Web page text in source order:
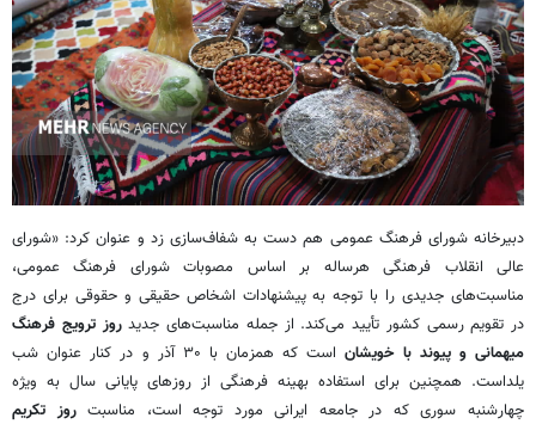
دبیرخانه شورای فرهنگ عمومی هم دست به شفاف‌سازی زد و عنوان کرد: «شورای
عالی انقلاب فرهنگی هرساله بر اساس مصوبات شورای فرهنگ عمومی،
مناسبت‌های جدیدی را با توجه به پیشنهادات اشخاص حقیقی و حقوقی برای درج
در تقویم رسمی کشور تأیید می‌کند. از جمله مناسبت‌های جدیدروز ترویج فرهنگ
میهمانی و پیوند با خویشان
است که همزمان با ۳۰ آذر و در کنار عنوان شب
یلداست. همچنین برای استفاده بهینه فرهنگی از روزهای پایانی سال به ویژه
چهارشنبه سوری که در جامعه ایرانی مورد توجه است، مناسبتروز تکریم